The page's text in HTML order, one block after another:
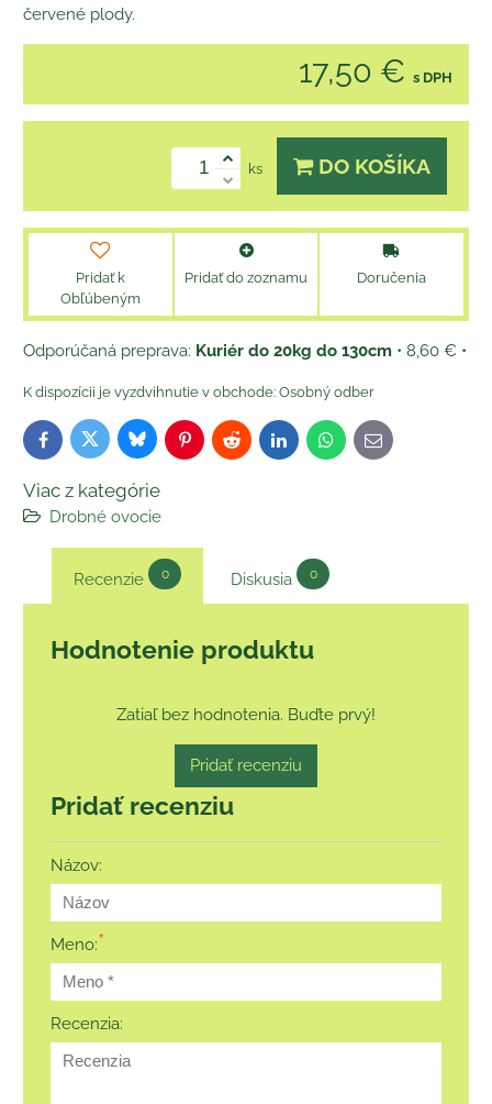
červené plody.
17,50 € s DPH
ks DO KOŠÍKA
Pridať k
Obľúbeným
Pridať do zoznamu Doručenia
Kuriér do 20kg do 130cm • 8,60 € •
Osobný odber
FacebookTwitterBlueskyPinterestReddit LinkedInWhatsApp
E-
mail
Viac z kategórie
Drobné ovocie
Recenzie 0 Diskusia 0
Hodnotenie produktu
Zatiaľ bez hodnotenia. Buďte prvý!
Pridať recenziu
Pridať recenziu
Názov:
Meno:*
Recenzia: